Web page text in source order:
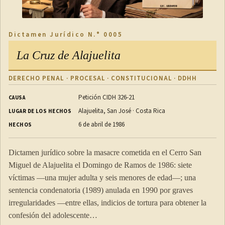
ii) Los extranjeros que, de acuerdo con los tratados o
convenios internacionales o por reciprocidad con otras
iii) Los costarricenses que viajen con pasaporte diplomático
o pasaporte de servicio.
iv) Los extranjeros a quienes la Dirección General de
Migración y Extranjería les otorgue visa de indigentes.
v) Los rechazados, deportados o expulsados de Costa Rica.
vi) Los extranjeros sentenciados en Costa Rica, que sean
beneficiarios de la Ley 7569, Aprobación de la
Convención lnteramericana para el Cumplimiento de
Condenas Penales en el Extranjero, de 1 de febrero de
1996, para el cumplimiento de condenas penales en el
exterior.
Dictamen Jurídico N.° 0005
La Cruz de Alajuelita
DERECHO PENAL · PROCESAL · CONSTITUCIONAL · DDHH
CAUSA Petición CIDH 326-21
LUGAR DE LOS HECHOS Alajuelita, San José · Costa Rica
HECHOS 6 de abril de 1986
Dictamen jurídico sobre la masacre cometida en el Cerro San
Miguel de Alajuelita el Domingo de Ramos de 1986: siete
víctimas —una mujer adulta y seis menores de edad—; una
sentencia condenatoria (1989) anulada en 1990 por graves
irregularidades —entre ellas, indicios de tortura para obtener la
confesión del adolescente…